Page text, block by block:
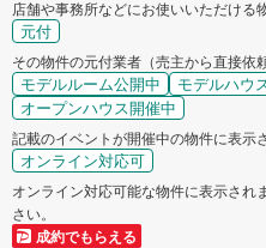
店舗や事務所などにお使いいただける
元付
その物件の元付業者（売主から直接依
モデルルーム公開中 モデルハウ
オープンハウス開催中
記載のイベントが開催中の物件に表示
オンライン対応可
オンライン対応可能な物件に表示され
さい。
成約でもらえる